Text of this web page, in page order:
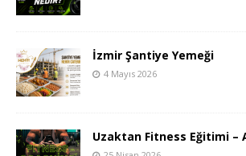
İzmir Şantiye Yemeği
4 Mayıs 2026
Uzaktan Fitness Eğitimi –